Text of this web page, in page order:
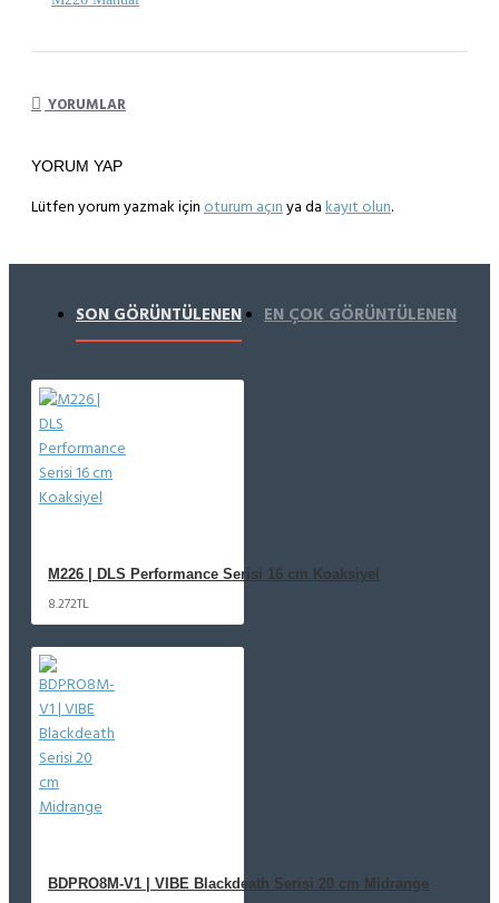
YORUMLAR
YORUM YAP
Lütfen yorum yazmak için oturum açınya da kayıt olun.
SON GÖRÜNTÜLENEN EN ÇOK GÖRÜNTÜLENEN
M226 | DLS Performance Serisi 16 cm Koaksiyel
8.272TL
BDPRO8M-V1 | VIBE Blackdeath Serisi 20 cm Midrange